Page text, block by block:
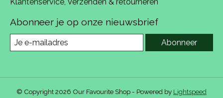
Abonneer je op onze nieuwsbrief
Abonneer
© Copyright 2026 Our Favourite Shop - Powered by Lightspeed